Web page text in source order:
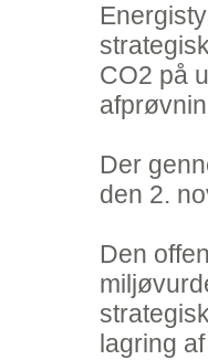
CO2 på
Der
den 2.
Den
lagring